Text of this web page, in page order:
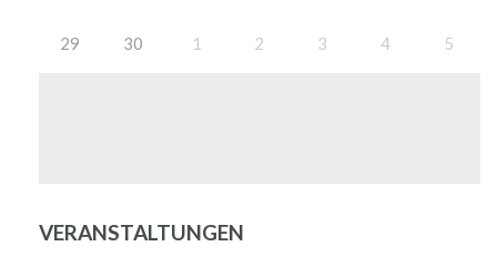
29 30 1 2 3 4 5
VERANSTALTUNGEN